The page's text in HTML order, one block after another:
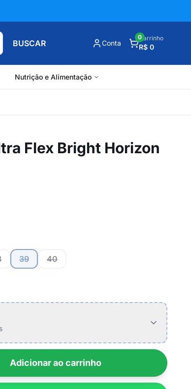
BUSCAR Conta
Carrinho
R$ 0
0
Nutrição e Alimentação
Flex Bright Horizon
39 40
Adicionar ao carrinho